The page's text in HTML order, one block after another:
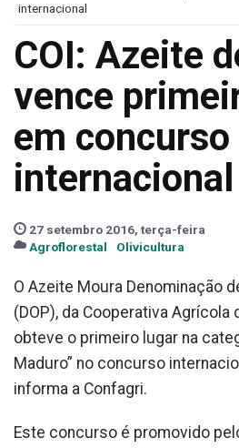
internacional
COI: Azeite
vence
em concurso
internacional
27 setembro 2016, terça-feira
Agroflorestal
Olivicultura
O Azeite Moura Denominação
(DOP), da Cooperativa Agrícola
obteve o primeiro lugar na
Maduro” no concurso
informa a Confagri.
Este concurso é promovido